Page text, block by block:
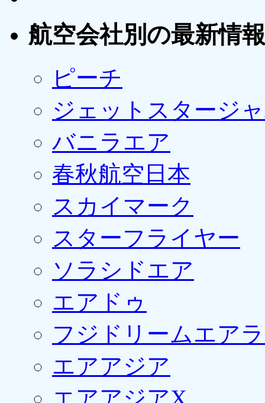
航空会社別の最新情報
ピーチ
ジェットスタージ
バニラエア
春秋航空日本
スカイマーク
スターフライヤー
ソラシドエア
エアドゥ
フジドリームエア
エアアジア
エアアジアX